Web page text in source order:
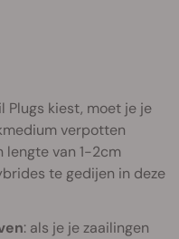
Plugs kiest, moet je je
verpotten
lengte van 1-2cm
te gedijen in deze
: als je je zaailingen